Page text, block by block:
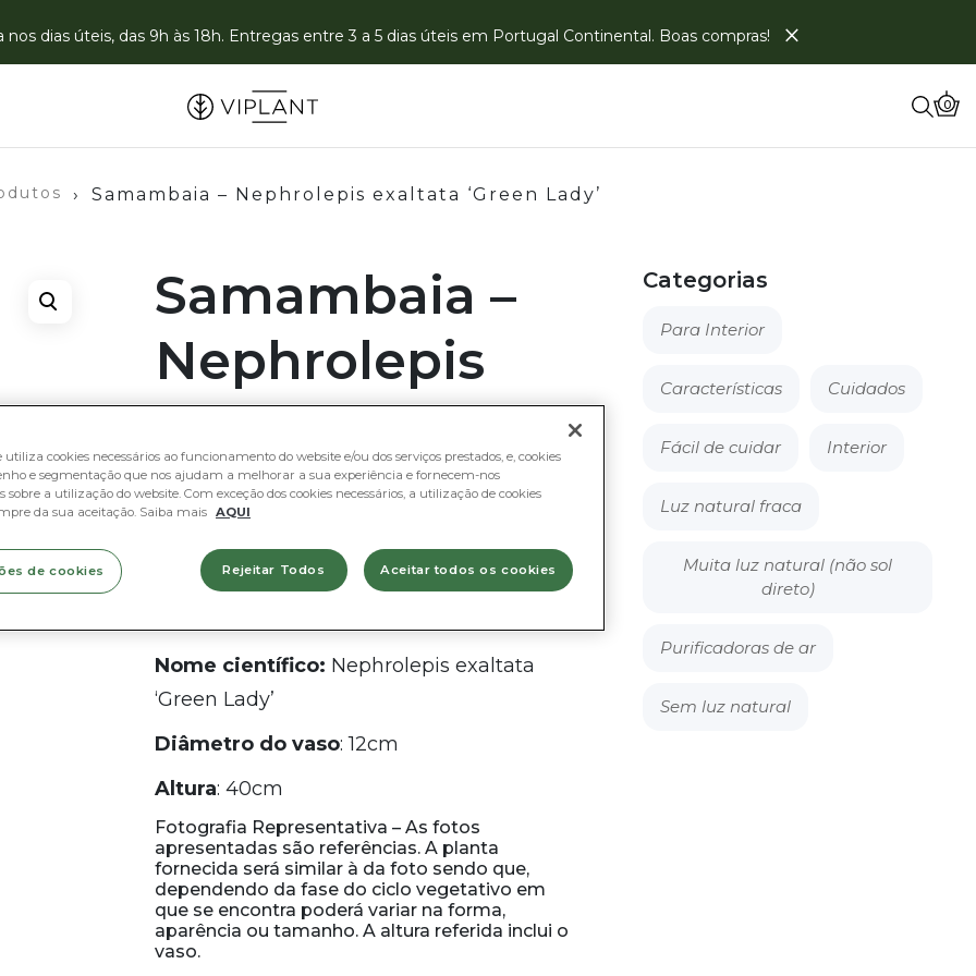
dias úteis, das 9h às 18h. Entregas entre 3 a 5 dias úteis em Portugal Continental. Boas compras! ×
0
› Samambaia – Nephrolepis exaltata ‘Green Lady’
Samambaia –
Nephrolepis
exaltata ‘Green
Lady’
10,52€
Nome científico: Nephrolepis exaltata
‘Green Lady’
Diâmetro do vaso: 12cm
Altura: 40cm
Fotografia Representativa – As fotos
apresentadas são referências. A planta
fornecida será similar à da foto sendo que,
dependendo da fase do ciclo vegetativo em
que se encontra poderá variar na forma,
aparência ou tamanho. A altura referida inclui o
vaso.
Categorias
Para Interior
Características Cuidados
Fácil de cuidar Interior
Luz natural fraca
Muita luz natural (não sol
direto)
Purificadoras de ar
Sem luz natural
utiliza cookies necessários ao funcionamento do website e/ou dos serviços prestados, e, cookies
e segmentação que nos ajudam a melhorar a sua experiência e fornecem-nos
sobre a utilização do website. Com exceção dos cookies necessários, a utilização de cookies
da sua aceitação. Saiba mais AQUI
Rejeitar Todos Aceitar todos os cookies
de cookies